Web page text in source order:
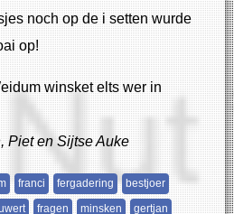
noch op de i setten wurde
op!
winsket elts wer in
Piet en Sijtse Auke
franci fergadering
bestjoer
fragen minsken gertjan